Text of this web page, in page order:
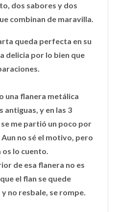
dos sabores y dos
combinan de maravilla.
queda perfecta en su
delicia por lo bien que
una flanera metálica
antiguas, y en las 3
me partió un poco por
no sé el motivo, pero
os lo cuento.
de esa flanera no es
el flan se quede
no resbale, se rompe.